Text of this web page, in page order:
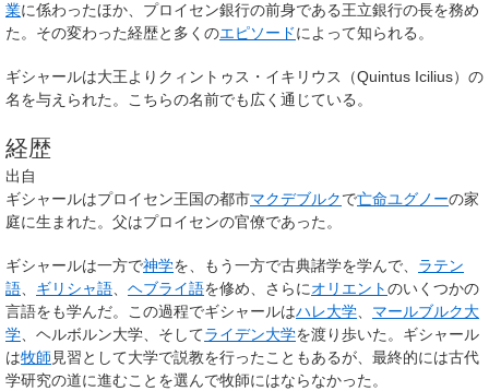
業に係わったほか、プロイセン銀行の前身である王立銀行の長を務め
た。その変わった経歴と多くのエピソードによって知られる。
ギシャールは大王より クィントゥス・イキリウス （Quintus Icilius）の
名を与えられた。こちらの名前でも広く通じている。
経歴
出自
ギシャールはプロイセン王国の都市マクデブルクで亡命ユグノーの家
庭に生まれた。父はプロイセンの官僚であった。
ギシャールは一方で神学を、もう一方で古典諸学を学んで、 ラテン
語
ギリシャ語 ヘブライ語を修め、さらにオリエントのいくつかの
言語をも学んだ。この過程でギシャールはハレ大学
マールブルク大
学 、ヘルボルン大学、そしてライデン大学を渡り歩いた。ギシャール
は牧師 見習として大学で説教を行ったこともあるが、最終的には古代
学研究の道に進むことを選んで牧師にはならなかった。